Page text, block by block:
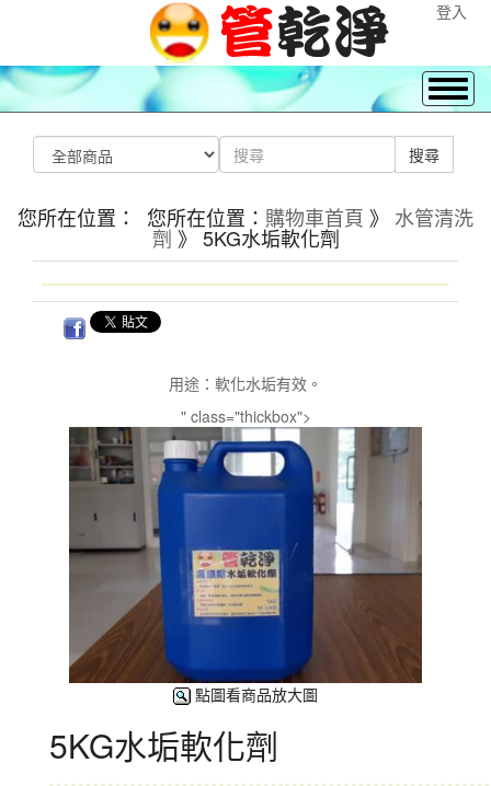
登入
您所在位置： 您所在位置： 購物車首頁 》 水管清洗
劑》 5KG水垢軟化劑
用途：軟化水垢有效。
" class="thickbox">
點圖看商品放大圖
5KG水垢軟化劑